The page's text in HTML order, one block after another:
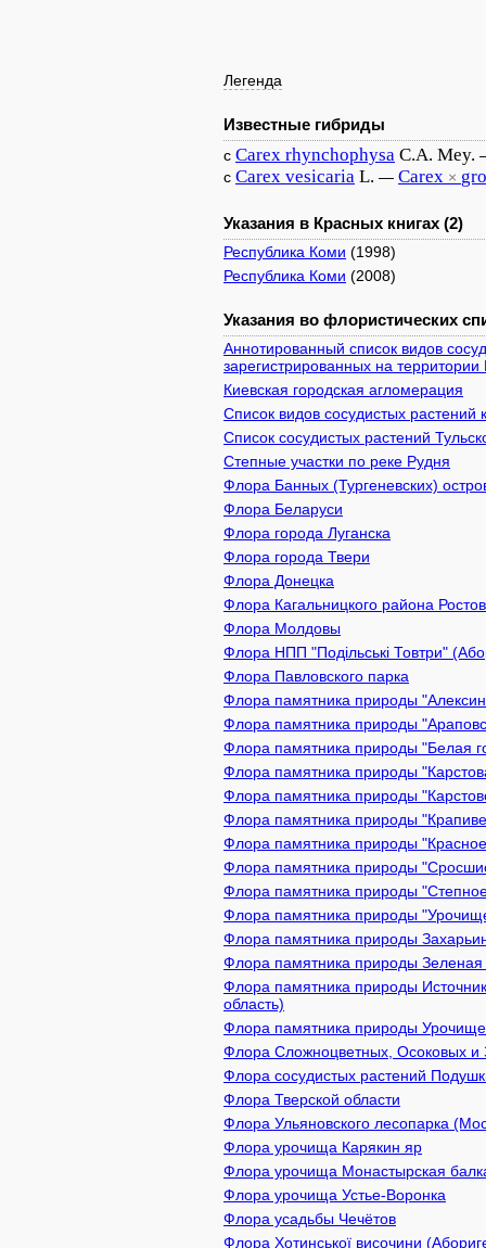
Легенда
Известные гибриды
с Carex rhynchophysa C.A. Mey.
с Carex vesicaria L. — Carex ×
Указания в Красных книгах (2)
Республика Коми (1998)
Республика Коми (2008)
Указания во флористических
Аннотированный список видов
зарегистрированных на
Киевcкая городская агломерация
Список видов сосудистых
Список сосудистых растений
Степные участки по реке Рудня
Флора Банных (Тургеневских)
Флора Беларуси
Флора города Луганска
Флора города Твери
Флора Донецка
Флора Кагальницкого района
Флора Молдовы
Флора НПП "Подільські Товтри"
Флора Павловского парка
Флора памятника природы
Флора памятника природы
Флора памятника природы "Белая
Флора памятника природы
Флора памятника природы
Флора памятника природы
Флора памятника природы
Флора памятника природы
Флора памятника природы
Флора памятника природы
Флора памятника природы
Флора памятника природы Зеленая
Флора памятника природы
область)
Флора памятника природы
Флора Сложноцветных, Осоковых и
Флора сосудистых растений
Флора Тверской области
Флора Ульяновского лесопарка
Флора урочища Карякин яр
Флора урочища Монастырская
Флора урочища Устье-Воронка
Флора усадьбы Чечётов
Флора Хотинської височини